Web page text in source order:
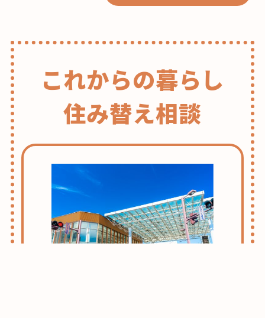
これからの暮らし
住み替え相談